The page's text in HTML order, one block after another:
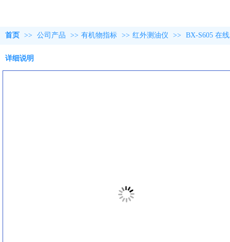
首页 >> 公司产品 >> 有机物指标 >> 红外测油仪 >> BX-S605 在
详细说明